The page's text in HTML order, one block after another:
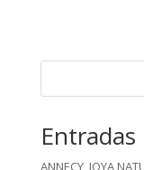
Entradas
ANNECY, JOYA